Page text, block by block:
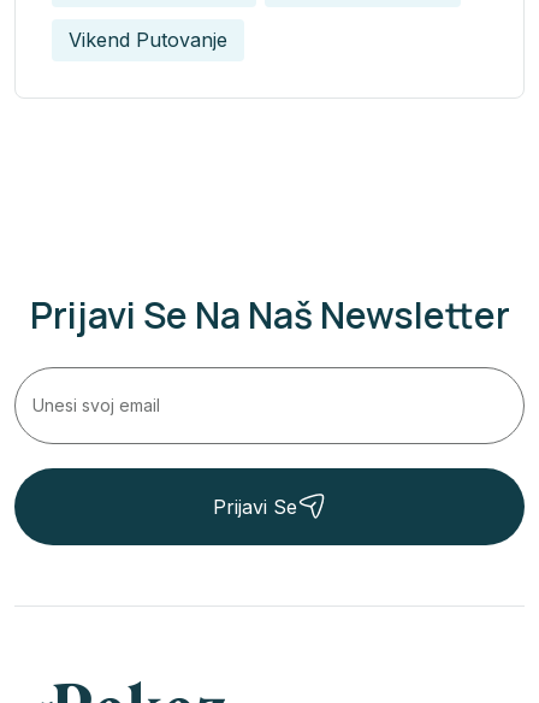
Vikend Putovanje
Prijavi Se Na Naš Newsletter
Prijavi Se